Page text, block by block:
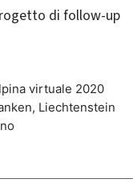
di follow-up
virtuale 2020
Liechtenstein